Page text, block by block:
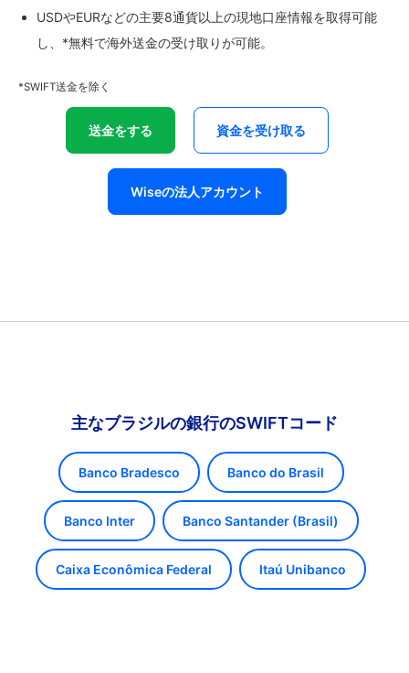
USDやEURなどの主要8通貨以上の現地口座情報を取得可能
し、*無料で海外送金の受け取りが可能。
*SWIFT送金を除く
送金をする 資金を受け取る
Wiseの法人アカウント
主なブラジルの銀行のSWIFTコード
Banco Bradesco Banco do Brasil
Banco Inter Banco Santander (Brasil)
Caixa Econômica Federal Itaú Unibanco